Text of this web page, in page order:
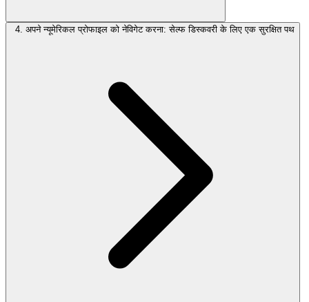
4. अपने न्यूमेरिकल प्रोफाइल को नेविगेट करना: सेल्फ डिस्कवरी के लिए एक सुरक्षित पथ